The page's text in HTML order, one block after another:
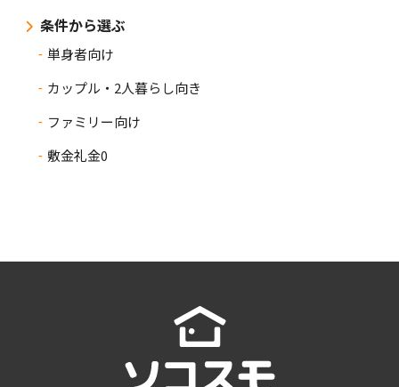
条件から選ぶ
単身者向け
カップル・2人暮らし向き
ファミリー向け
敷金礼金0